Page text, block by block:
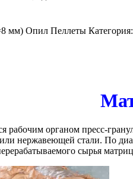
мм) Опил Пеллеты Категория:
рабочим органом пресс-
нержавеющей стали. По
сырья